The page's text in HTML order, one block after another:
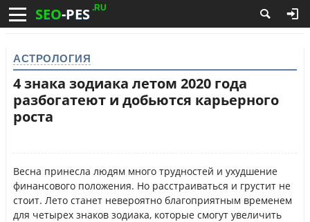
SEO-PES .RU
АСТРОЛОГИЯ
4 знака зодиака летом 2020 года
разбогатеют и добьются карьерного
роста
Весна принесла людям много трудностей и ухудшение
финансового положения. Но расстраиваться и грустит не
стоит. Лето станет невероятно благоприятным временем
для четырех знаков зодиака, которые смогут увеличить